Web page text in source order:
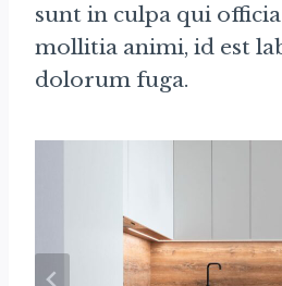
sunt in culpa qui
mollitia animi, id est
dolorum fuga.